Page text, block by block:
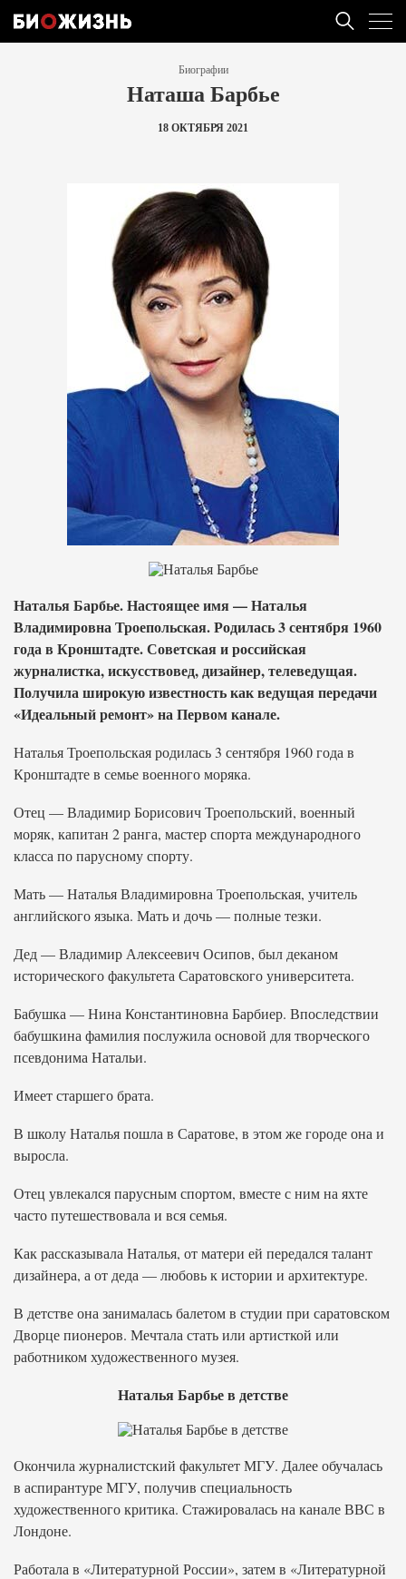
Биографии
Наташа Барбье
18 ОКТЯБРЯ 2021
Наталья Барбье. Настоящее имя — Наталья
Владимировна Троепольская. Родилась 3 сентября 1960
года в Кронштадте. Советская и российская
журналистка, искусствовед, дизайнер, телеведущая.
Получила широкую известность как ведущая передачи
«Идеальный ремонт» на Первом канале.
Наталья Троепольская родилась 3 сентября 1960 года в
Кронштадте в семье военного моряка.
Отец — Владимир Борисович Троепольский, военный
моряк, капитан 2 ранга, мастер спорта международного
класса по парусному спорту.
Мать — Наталья Владимировна Троепольская, учитель
английского языка. Мать и дочь — полные тезки.
Дед — Владимир Алексеевич Осипов, был деканом
исторического факультета Саратовского университета.
Бабушка — Нина Константиновна Барбиер. Впоследствии
бабушкина фамилия послужила основой для творческого
псевдонима Натальи.
Имеет старшего брата.
В школу Наталья пошла в Саратове, в этом же городе она и
выросла.
Отец увлекался парусным спортом, вместе с ним на яхте
часто путешествовала и вся семья.
Как рассказывала Наталья, от матери ей передался талант
дизайнера, а от деда — любовь к истории и архитектуре.
В детстве она занималась балетом в студии при саратовском
Дворце пионеров. Мечтала стать или артисткой или
работником художественного музея.
Наталья Барбье в детстве
Окончила журналистский факультет МГУ. Далее обучалась
в аспирантуре МГУ, получив специальность
художественного критика. Стажировалась на канале ВВС в
Лондоне.
Работала в «Литературной России», затем в «Литературной